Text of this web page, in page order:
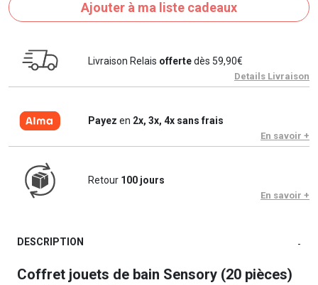
Ajouter à ma liste cadeaux
Livraison Relais offertedès 59,90€
Details Livraison
Payez en 2x, 3x, 4x sans frais
En savoir +
Retour 100 jours
En savoir +
DESCRIPTION -
Coffret jouets de bain Sensory (20 pièces)